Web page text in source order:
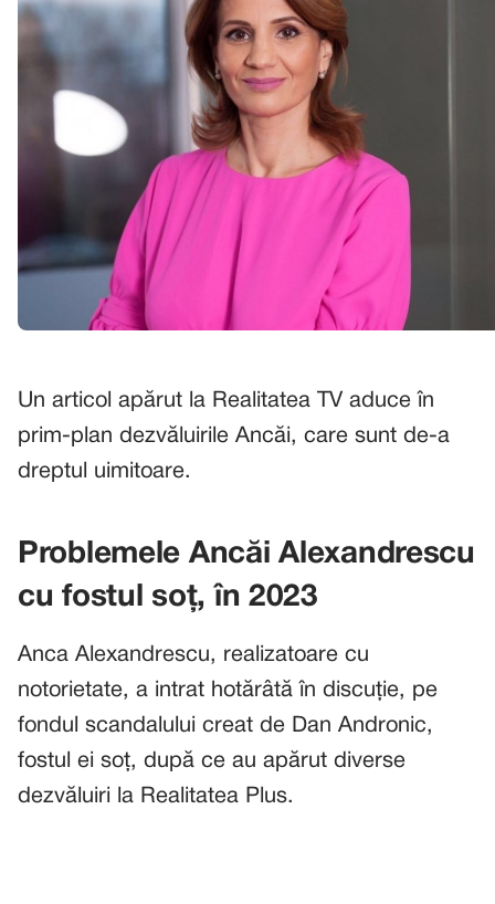
Un articol apărut la Realitatea TV aduce în
prim-plan dezvăluirile Ancăi, care sunt de-a
dreptul uimitoare.
Problemele Ancăi Alexandrescu
cu fostul soț, în 2023
Anca Alexandrescu, realizatoare cu
notorietate, a intrat hotărâtă în discuție, pe
fondul scandalului creat de Dan Andronic,
fostul ei soț, după ce au apărut diverse
dezvăluiri la Realitatea Plus.